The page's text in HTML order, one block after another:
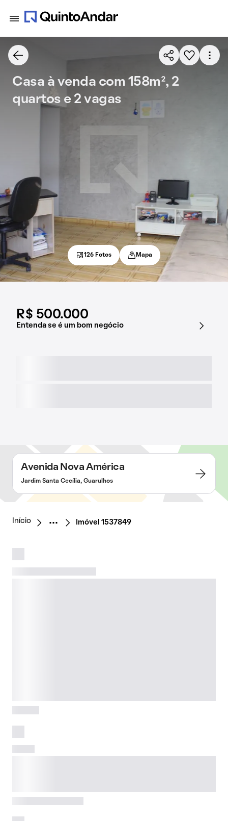
R$ 500.000
Entenda se é um bom negócio
Casa à venda com 158m², 2
quartos e 2 vagas
126 Fotos Mapa
Avenida Nova América
Jardim Santa Cecília, Guarulhos
Início Imóvel 1537849